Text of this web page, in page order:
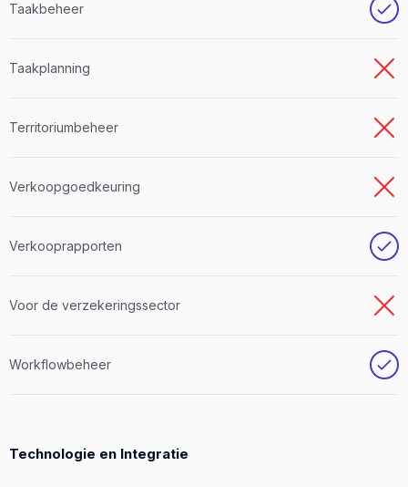
Taakbeheer
Taakplanning
Territoriumbeheer
Verkoopgoedkeuring
Verkooprapporten
Voor de verzekeringssector
Workflowbeheer
Technologie en Integratie